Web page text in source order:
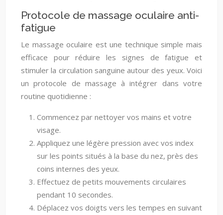
Protocole de massage oculaire anti-
fatigue
Le massage oculaire est une technique simple mais
efficace pour réduire les signes de fatigue et
stimuler la circulation sanguine autour des yeux. Voici
un protocole de massage à intégrer dans votre
routine quotidienne :
Commencez par nettoyer vos mains et votre
visage.
Appliquez une légère pression avec vos index
sur les points situés à la base du nez, près des
coins internes des yeux.
Effectuez de petits mouvements circulaires
pendant 10 secondes.
Déplacez vos doigts vers les tempes en suivant